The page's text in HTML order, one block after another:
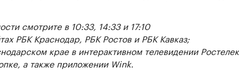
смотрите в 10:33, 14:33 и 17:10
РБК Краснодар, РБК Ростов и РБК Кавказ;
крае в интерактивном телевидении
а также приложении Wink.